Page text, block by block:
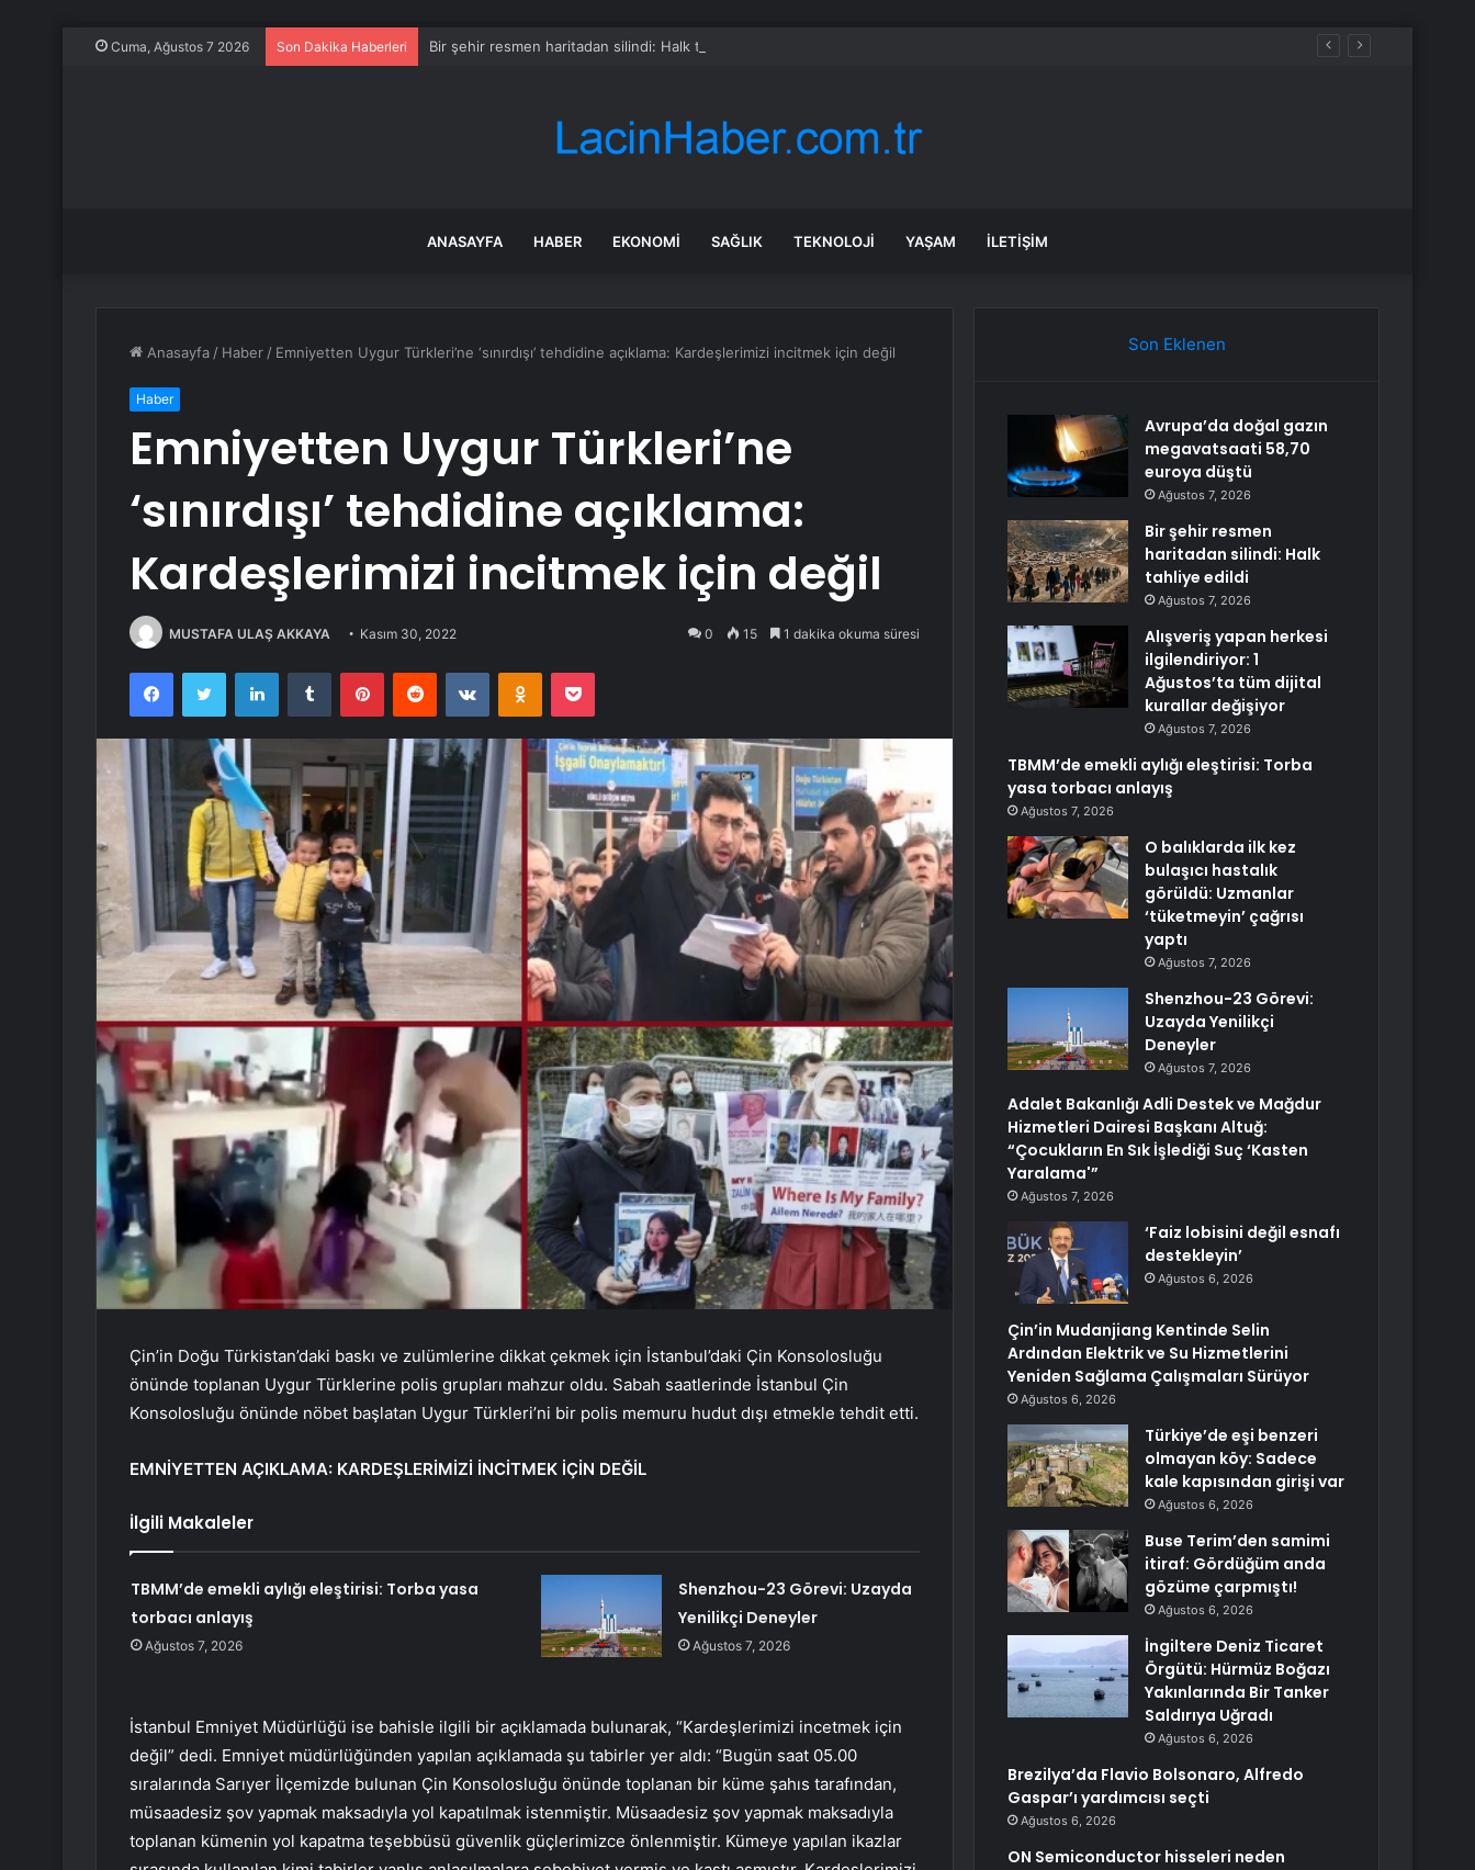
Cuma, Ağustos 7 2026 Son Dakika Haberleri Bir şehir resmen haritadan silindi: Halk tahliye edildi
ANASAYFA HABER EKONOMI SAĞLIK TEKNOLOJI YAŞAM İLETIŞIM
Anasayfa / Haber / Emniyetten Uygur Türkleri’ne ‘sınırdışı’ tehdidine açıklama: Kardeşlerimizi incitmek için değil
Haber
Emniyetten Uygur Türkleri’ne
‘sınırdışı’ tehdidine açıklama:
Kardeşlerimizi incitmek için değil
MUSTAFA ULAŞ AKKAYA Kasım 30, 2022 0 15 1 dakika okuma süresi
FacebookTwitter LinkedInTumblr PinterestReddit VKontakteOdnoklassniki
Pocket
Çin’in Doğu Türkistan’daki baskı ve zulümlerine dikkat çekmek için İstanbul’daki Çin Konsolosluğu
önünde toplanan Uygur Türklerine polis grupları mahzur oldu. Sabah saatlerinde İstanbul Çin
Konsolosluğu önünde nöbet başlatan Uygur Türkleri’ni bir polis memuru hudut dışı etmekle tehdit etti.
EMNİYETTEN AÇIKLAMA: KARDEŞLERİMİZİ İNCİTMEK İÇİN DEĞİL
İlgili Makaleler
TBMM’de emekli aylığı eleştirisi: Torba yasa
torbacı anlayış
Ağustos 7, 2026
Shenzhou-23 Görevi: Uzayda
Yenilikçi Deneyler
Ağustos 7, 2026
İstanbul Emniyet Müdürlüğü ise bahisle ilgili bir açıklamada bulunarak, “Kardeşlerimizi incetmek için
değil” dedi. Emniyet müdürlüğünden yapılan açıklamada şu tabirler yer aldı: “Bugün saat 05.00
sıralarında Sarıyer İlçemizde bulunan Çin Konsolosluğu önünde toplanan bir küme şahıs tarafından,
müsaadesiz şov yapmak maksadıyla yol kapatılmak istenmiştir. Müsaadesiz şov yapmak maksadıyla
toplanan kümenin yol kapatma teşebbüsü güvenlik güçlerimizce önlenmiştir. Kümeye yapılan ikazlar
Son Eklenen
Avrupa’da doğal gazın
megavatsaati 58,70
euroya düştü
Ağustos 7, 2026
Bir şehir resmen
haritadan silindi: Halk
tahliye edildi
Ağustos 7, 2026
Alışveriş yapan herkesi
ilgilendiriyor: 1
Ağustos’ta tüm dijital
kurallar değişiyor
Ağustos 7, 2026
TBMM’de emekli aylığı eleştirisi: Torba
yasa torbacı anlayış
Ağustos 7, 2026
O balıklarda ilk kez
bulaşıcı hastalık
görüldü: Uzmanlar
‘tüketmeyin’ çağrısı
yaptı
Ağustos 7, 2026
Shenzhou-23 Görevi:
Uzayda Yenilikçi
Deneyler
Ağustos 7, 2026
Adalet Bakanlığı Adli Destek ve Mağdur
Hizmetleri Dairesi Başkanı Altuğ:
“Çocukların En Sık İşlediği Suç ‘Kasten
Yaralama'”
Ağustos 7, 2026
‘Faiz lobisini değil esnafı
destekleyin’
Ağustos 6, 2026
Çin’in Mudanjiang Kentinde Selin
Ardından Elektrik ve Su Hizmetlerini
Yeniden Sağlama Çalışmaları Sürüyor
Ağustos 6, 2026
Türkiye’de eşi benzeri
olmayan köy: Sadece
kale kapısından girişi var
Ağustos 6, 2026
Buse Terim’den samimi
itiraf: Gördüğüm anda
gözüme çarpmıştı!
Ağustos 6, 2026
İngiltere Deniz Ticaret
Örgütü: Hürmüz Boğazı
Yakınlarında Bir Tanker
Saldırıya Uğradı
Ağustos 6, 2026
Brezilya’da Flavio Bolsonaro, Alfredo
Gaspar’ı yardımcısı seçti
Ağustos 6, 2026
ON Semiconductor hisseleri neden